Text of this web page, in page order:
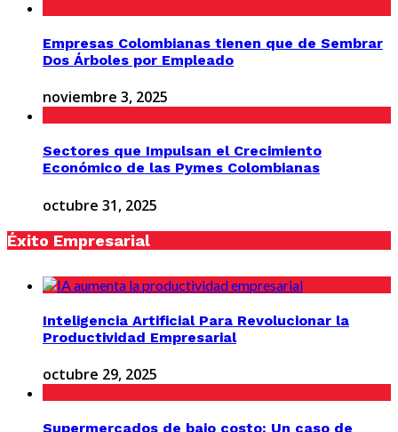
Empresas Colombianas tienen que de Sembrar
Dos Árboles por Empleado
noviembre 3, 2025
Sectores que Impulsan el Crecimiento
Económico de las Pymes Colombianas
octubre 31, 2025
Éxito Empresarial
Inteligencia Artificial Para Revolucionar la
Productividad Empresarial
octubre 29, 2025
Supermercados de bajo costo: Un caso de